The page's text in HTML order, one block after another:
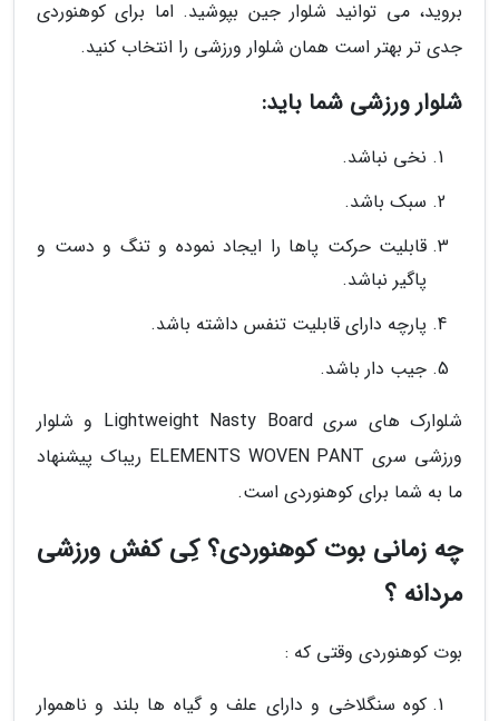
بروید، می توانید شلوار جین بپوشید. اما برای کوهنوردی
جدی تر بهتر است همان شلوار ورزشی را انتخاب کنید.
شلوار ورزشی شما باید:
نخی نباشد.
سبک باشد.
قابلیت حرکت پاها را ایجاد نموده و تنگ و دست و
پاگیر نباشد.
پارچه دارای قابلیت تنفس داشته باشد.
جیب دار باشد.
شلوارک های سری Lightweight Nasty Board و شلوار
ورزشی سری ELEMENTS WOVEN PANT ریباک پیشنهاد
ما به شما برای کوهنوردی است.
چه زمانی بوت کوهنوردی؟ کِی کفش ورزشی
مردانه ؟
بوت کوهنوردی وقتی که :
کوه سنگلاخی و دارای علف و گیاه ها بلند و ناهموار